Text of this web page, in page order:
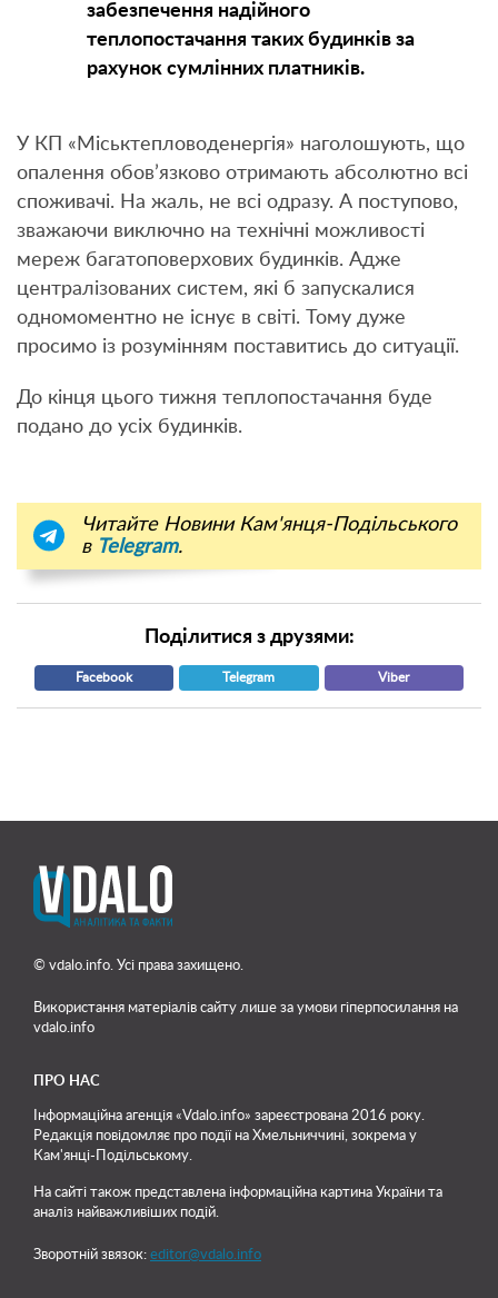
забезпечення надійного
теплопостачання таких будинків за
рахунок сумлінних платників.
У КП «Міськтепловоденергія» наголошують, що
опалення обов’язково отримають абсолютно всі
споживачі. На жаль, не всі одразу. А поступово,
зважаючи виключно на технічні можливості
мереж багатоповерхових будинків. Адже
централізованих систем, які б запускалися
одномоментно не існує в світі. Тому дуже
просимо із розумінням поставитись до ситуації.
До кінця цього тижня теплопостачання буде
подано до усіх будинків.
Читайте Новини Кам'янця-Подільського
в Telegram.
Поділитися з друзями:
Facebook Telegram Viber
© vdalo.info. Усі права захищено.
Використання матеріалів сайту лише за умови гіперпосилання на
vdalo.info
ПРО НАС
Інформаційна агенція «Vdalo.info» зареєстрована 2016 року.
Редакція повідомляє про події на Хмельниччині, зокрема у
Кам'янці-Подільському.
На сайті також представлена інформаційна картина України та
аналіз найважливіших подій.
Зворотній звязок: editor@vdalo.info